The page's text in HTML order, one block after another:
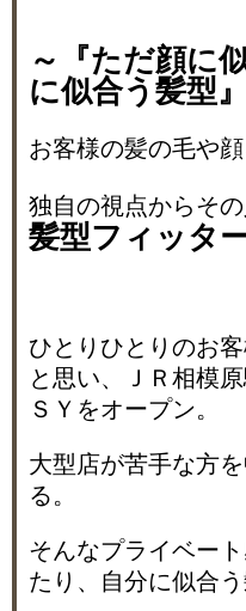
～『ただ顔に
に似合う髪型
お客様の髪の毛や
独自の視点からそ
髪型フィッター
ひとりひとりのお
と思い、ＪＲ相模
ＳＹをオープン。
大型店が苦手な方
る。
そんなプライベー
たり、自分に似合